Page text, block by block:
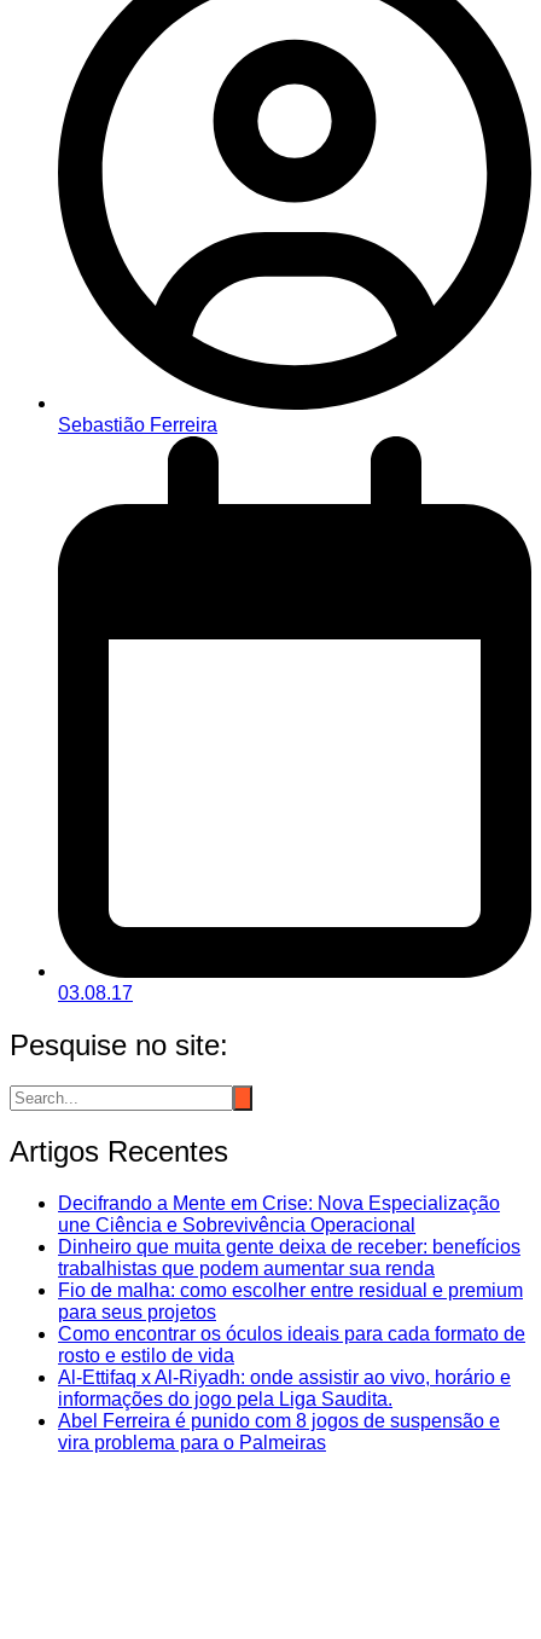
Sebastião Ferreira
03.08.17
Pesquise no site:
Artigos Recentes
Decifrando a Mente em Crise: Nova Especialização
une Ciência e Sobrevivência Operacional
Dinheiro que muita gente deixa de receber: benefícios
trabalhistas que podem aumentar sua renda
Fio de malha: como escolher entre residual e premium
para seus projetos
Como encontrar os óculos ideais para cada formato de
rosto e estilo de vida
Al-Ettifaq x Al-Riyadh: onde assistir ao vivo, horário e
informações do jogo pela Liga Saudita.
Abel Ferreira é punido com 8 jogos de suspensão e
vira problema para o Palmeiras